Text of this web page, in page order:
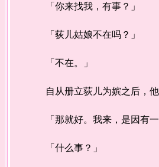
「你来找我，有事？」
「荻儿姑娘不在吗？」
「不在。」
自从册立荻儿为嫔之后，他
「那就好。我来，是因有一
「什么事？」